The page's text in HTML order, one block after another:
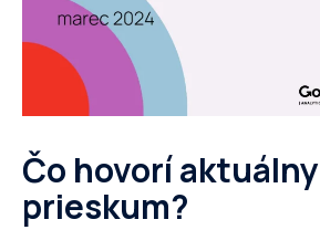
Čo hovorí aktuálny
prieskum?